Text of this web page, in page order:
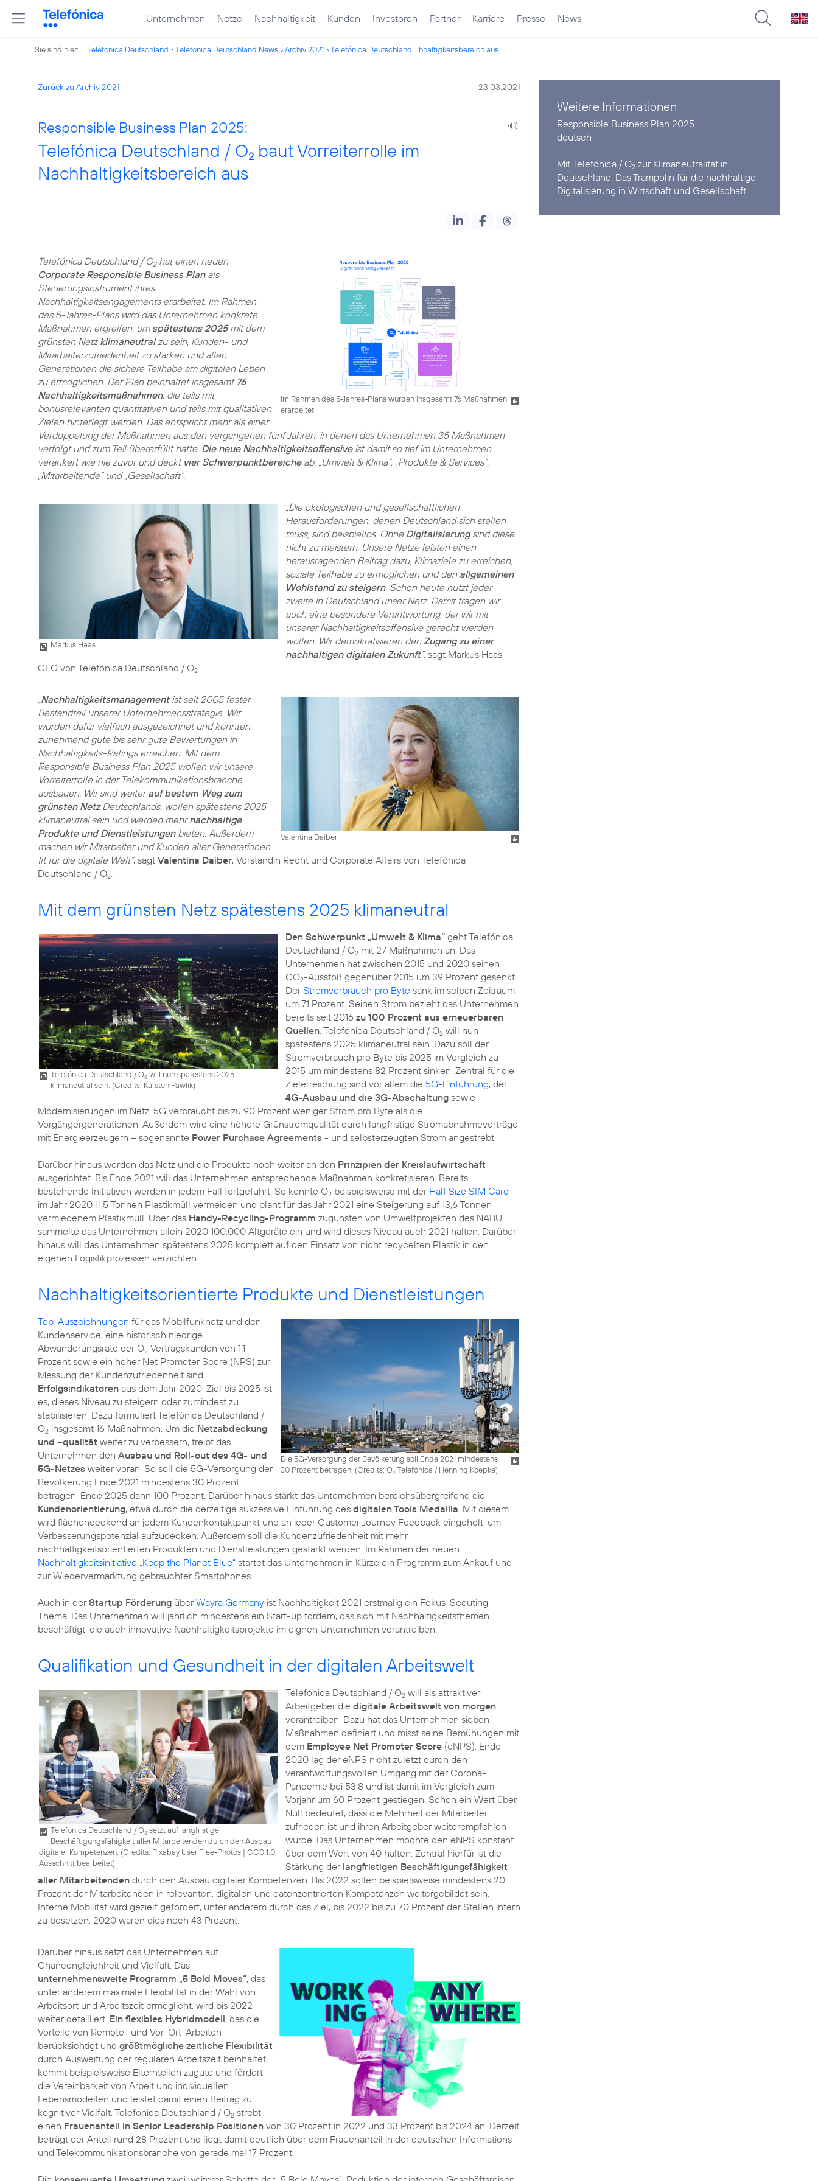
Unternehmen Netze Nachhaltigkeit Kunden Investoren Partner Karriere Presse News
Sie sind hier: Telefónica Deutschland Telefónica Deutschland News Archiv 2021 Telefónica Deutschland ...hhaltigkeitsbereich aus
Zurück zu Archiv 2021 23.03.2021
Responsible Business Plan 2025:
Telefónica Deutschland / O2 baut Vorreiterrolle im
Nachhaltigkeitsbereich aus
Im Rahmen des 5-Jahres-Plans wurden insgesamt 76 Maßnahmen
erarbeitet.
Telefónica Deutschland / O2hat einen neuen
Corporate Responsible Business Planals
Steuerungsinstrument ihres
Nachhaltigkeitsengagements erarbeitet. Im Rahmen
des 5-Jahres-Plans wird das Unternehmen konkrete
Maßnahmen ergreifen, um spätestens 2025mit dem
grünsten Netz klimaneutralzu sein, Kunden- und
Mitarbeiterzufriedenheit zu stärken und allen
Generationen die sichere Teilhabe am digitalen Leben
zu ermöglichen. Der Plan beinhaltet insgesamt 76
Nachhaltigkeitsmaßnahmen, die teils mit
bonusrelevanten quantitativen und teils mit qualitativen
Zielen hinterlegt werden. Das entspricht mehr als einer
Verdoppelung der Maßnahmen aus den vergangenen fünf Jahren, in denen das Unternehmen 35 Maßnahmen
verfolgt und zum Teil übererfüllt hatte. Die neue Nachhaltigkeitsoffensiveist damit so tief im Unternehmen
verankert wie nie zuvor und deckt vier Schwerpunktbereicheab: „Umwelt & Klima“, „Produkte & Services“,
„Mitarbeitende“ und „Gesellschaft“.
Markus Haas
„Die ökologischen und gesellschaftlichen
Herausforderungen, denen Deutschland sich stellen
muss, sind beispiellos. Ohne Digitalisierungsind diese
nicht zu meistern. Unsere Netze leisten einen
herausragenden Beitrag dazu, Klimaziele zu erreichen,
soziale Teilhabe zu ermöglichen und den allgemeinen
Wohlstand zu steigern. Schon heute nutzt jeder
zweite in Deutschland unser Netz. Damit tragen wir
auch eine besondere Verantwortung, der wir mit
unserer Nachhaltigkeitsoffensive gerecht werden
wollen. Wir demokratisieren denZugang zu einer
nachhaltigen digitalen Zukunft“, sagt Markus Haas,
CEO von Telefónica Deutschland / O2.
Valentina Daiber
„Nachhaltigkeitsmanagementist seit 2005 fester
Bestandteil unserer Unternehmensstrategie. Wir
wurden dafür vielfach ausgezeichnet und konnten
zunehmend gute bis sehr gute Bewertungen in
Nachhaltigkeits-Ratings erreichen. Mit dem
Responsible Business Plan 2025 wollen wir unsere
Vorreiterrolle in der Telekommunikationsbranche
ausbauen. Wir sind weiterauf bestem Weg zum
grünsten NetzDeutschlands, wollen spätestens 2025
klimaneutral sein und werden mehrnachhaltige
Produkte und Dienstleistungenbieten. Außerdem
machen wir Mitarbeiter und Kunden aller Generationen
fit für die digitale Welt“, sagt Valentina Daiber, Vorständin Recht und Corporate Affairs von Telefónica
Deutschland / O2.
Mit dem grünsten Netz spätestens 2025 klimaneutral
Telefónica Deutschland / O2 will nun spätestens 2025
klimaneutral sein. (Credits: Karsten Pawlik)
Den Schwerpunkt „Umwelt & Klima“geht Telefónica
Deutschland / O2mit 27 Maßnahmen an. Das
Unternehmen hat zwischen 2015 und 2020 seinen
CO2-Ausstoß gegenüber 2015 um 39 Prozent gesenkt.
DerStromverbrauch pro Byte sank im selben Zeitraum
um 71 Prozent. Seinen Strom bezieht das Unternehmen
bereits seit 2016 zu 100 Prozent aus erneuerbaren
Quellen. Telefónica Deutschland / O2will nun
spätestens 2025 klimaneutral sein. Dazu soll der
Stromverbrauch pro Byte bis 2025 im Vergleich zu
2015 um mindestens 82 Prozent sinken. Zentral für die
Zielerreichung sind vor allem die 5G-Einführung, der
4G-Ausbau und die 3G-Abschaltungsowie
Modernisierungen im Netz. 5G verbraucht bis zu 90 Prozent weniger Strom pro Byte als die
Vorgängergenerationen. Außerdem wird eine höhere Grünstromqualität durch langfristige Stromabnahmeverträge
mit Energieerzeugern – sogenannte Power Purchase Agreements - und selbsterzeugten Strom angestrebt.
Darüber hinaus werden das Netz und die Produkte noch weiter an den Prinzipien der Kreislaufwirtschaft
ausgerichtet. Bis Ende 2021 will das Unternehmen entsprechende Maßnahmen konkretisieren. Bereits
bestehende Initiativen werden in jedem Fall fortgeführt. So konnte O2 beispielsweise mit der Half Size SIM Card
im Jahr 2020 11,5 Tonnen Plastikmüll vermeiden und plant für das Jahr 2021 eine Steigerung auf 13,6 Tonnen
vermiedenem Plastikmüll. Über das Handy-Recycling-Programm zugunsten von Umweltprojekten des NABU
sammelte das Unternehmen allein 2020 100.000 Altgeräte ein und wird dieses Niveau auch 2021 halten. Darüber
hinaus will das Unternehmen spätestens 2025 komplett auf den Einsatz von nicht recycelten Plastik in den
eigenen Logistikprozessen verzichten.
Nachhaltigkeitsorientierte Produkte und Dienstleistungen
Die 5G-Versorgung der Bevölkerung soll Ende 2021 mindestens
30 Prozent betragen. (Credits: O2Telefónica / Henning Koepke)
Top-Auszeichnungen für das Mobilfunknetz und den
Kundenservice, eine historisch niedrige
Abwanderungsrate der O2 Vertragskunden von 1,1
Prozent sowie ein hoher Net Promoter Score (NPS) zur
Messung der Kundenzufriedenheit sind
Erfolgsindikatoren aus dem Jahr 2020. Ziel bis 2025 ist
es, dieses Niveau zu steigern oder zumindest zu
stabilisieren. Dazu formuliert Telefónica Deutschland /
O2 insgesamt 16 Maßnahmen. Um die Netzabdeckung
und –qualität weiter zu verbessern, treibt das
Unternehmen den Ausbau und Roll-out des 4G- und
5G-Netzes weiter voran. So soll die 5G-Versorgung der
Bevölkerung Ende 2021 mindestens 30 Prozent
betragen, Ende 2025 dann 100 Prozent. Darüber hinaus stärkt das Unternehmen bereichsübergreifend die
Kundenorientierung, etwa durch die derzeitige sukzessive Einführung des digitalen Tools Medallia. Mit diesem
wird flächendeckend an jedem Kundenkontaktpunkt und an jeder Customer Journey Feedback eingeholt, um
Verbesserungspotenzial aufzudecken. Außerdem soll die Kundenzufriedenheit mit mehr
nachhaltigkeitsorientierten Produkten und Dienstleistungen gestärkt werden. Im Rahmen der neuen
Nachhaltigkeitsinitiative „Keep the Planet Blue“ startet das Unternehmen in Kürze ein Programm zum Ankauf und
zur Wiedervermarktung gebrauchter Smartphones.
Auch in derStartup Förderung überWayra Germany ist Nachhaltigkeit 2021 erstmalig ein Fokus-Scouting-
Thema. Das Unternehmen will jährlich mindestens ein Start-up fördern, das sich mit Nachhaltigkeitsthemen
beschäftigt, die auch innovative Nachhaltigkeitsprojekte im eignen Unternehmen vorantreiben.
Qualifikation und Gesundheit in der digitalen Arbeitswelt
Telefonica Deutschland / O2 setzt auf langfristige
Beschäftigungsfähigkeit aller Mitarbeitenden durch den Ausbau
digitaler Kompetenzen. (Credits: Pixabay User Free-Photos | CC0 1.0,
Ausschnitt bearbeitet)
Telefónica Deutschland / O2will als attraktiver
Arbeitgeber die digitale Arbeitswelt von morgen
vorantreiben. Dazu hat das Unternehmen sieben
Maßnahmen definiert und misst seine Bemühungen mit
dem Employee Net Promoter Score(eNPS). Ende
2020 lag der eNPS nicht zuletzt durch den
verantwortungsvollen Umgang mit der Corona-
Pandemie bei 53,8 und ist damit im Vergleich zum
Vorjahr um 60 Prozent gestiegen. Schon ein Wert über
Null bedeutet, dass die Mehrheit der Mitarbeiter
zufrieden ist und ihren Arbeitgeber weiterempfehlen
würde. Das Unternehmen möchte den eNPS konstant
über dem Wert von 40 halten. Zentral hierfür ist die
Stärkung der langfristigen Beschäftigungsfähigkeit
aller Mitarbeitenden durch den Ausbau digitaler Kompetenzen. Bis 2022 sollen beispielsweise mindestens 20
Prozent der Mitarbeitenden in relevanten, digitalen und datenzentrierten Kompetenzen weitergebildet sein.
Interne Mobilität wird gezielt gefördert, unter anderem durch das Ziel, bis 2022 bis zu 70 Prozent der Stellen intern
zu besetzen. 2020 waren dies noch 43 Prozent.
Darüber hinaus setzt das Unternehmen auf
Chancengleichheit und Vielfalt. Das
unternehmensweite Programm „5 Bold Moves“, das
unter anderem maximale Flexibilität in der Wahl von
Arbeitsort und Arbeitszeit ermöglicht, wird bis 2022
weiter detailliert. Ein flexibles Hybridmodell, das die
Vorteile von Remote- und Vor-Ort-Arbeiten
berücksichtigt und größtmögliche zeitliche Flexibilität
durch Ausweitung der regulären Arbeitszeit beinhaltet,
kommt beispielsweise Elternteilen zugute und fördert
die Vereinbarkeit von Arbeit und individuellen
Lebensmodellen und leistet damit einen Beitrag zu
kognitiver Vielfalt. Telefónica Deutschland / O2 strebt
einen Frauenanteil in Senior Leadership Positionen von 30 Prozent in 2022 und 33 Prozent bis 2024 an. Derzeit
beträgt der Anteil rund 28 Prozent und liegt damit deutlich über dem Frauenanteil in der deutschen Informations-
und Telekommunikationsbranche von gerade mal 17 Prozent.
Weitere Informationen
deutsch
Mit Telefónica / O2 zur Klimaneutralität in
Deutschland: Das Trampolin für die nachhaltige
Digitalisierung in Wirtschaft und Gesellschaft